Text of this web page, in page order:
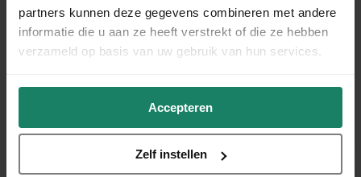
partners kunnen deze gegevens combineren met andere
informatie die u aan ze heeft verstrekt of die ze hebben
verzameld op basis van uw gebruik van hun services.
Accepteren
Zelf instellen